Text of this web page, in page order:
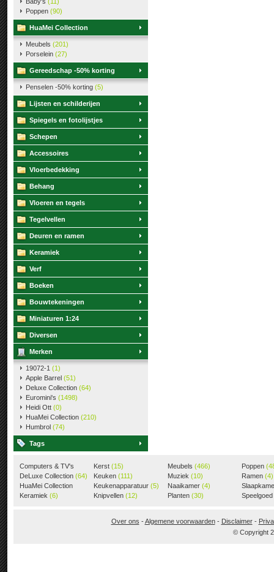
Poppen (90)
HuaMei Collection
Meubels (201)
Porselein (27)
Gereedschap -50% korting
Penselen -50% korting (5)
Lijsten en schilderijen
Spiegels en fotolijstjes
Schepen
Accessoires
Vloerbedekking
Behang
Vloeren en tegels
Tegelvellen
Deuren en ramen
Keramiek
Verf
Boeken
Bouwtekeningen
Miniaturen 1:24
Diversen
Merken
19072-1 (1)
Apple Barrel (51)
Deluxe Collection (64)
Euromini's (1498)
Heidi Ott (0)
HuaMei Collection (210)
Humbrol (74)
Tags
Computers & TV's
(18)
DeLuxe Collection (64)
HuaMei Collection
(205)
Keramiek (6)
Kerst (15)
Keuken (111)
Keukenapparatuur (5)
Knipvellen (12)
Meubels (466)
Muziek (10)
Naaikamer (4)
Planten (30)
Poppen
Ramen (4)
Speelgoed
Over ons -Algemene voorwaarden- Disclaimer-
© Copyright